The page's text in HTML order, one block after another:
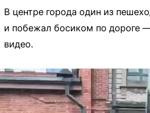
В центре города один из
и побежал босиком по дороге
видео.